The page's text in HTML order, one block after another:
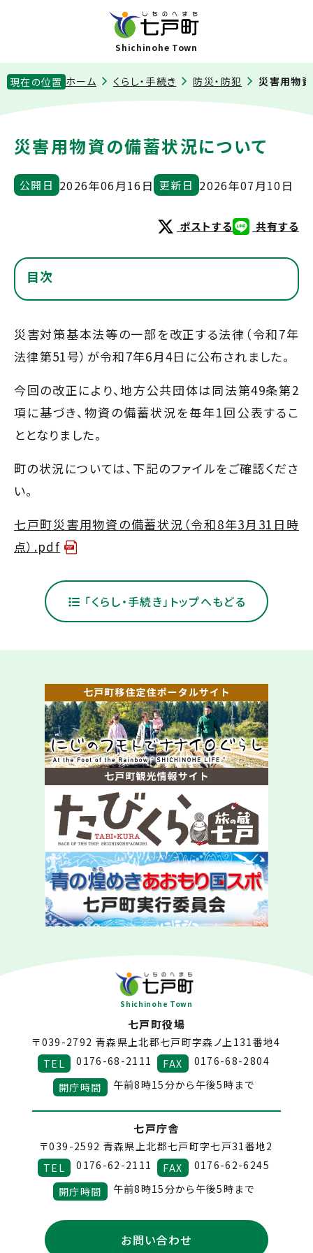
Shichinohe Town
現在の位置 ホーム くらし・手続き 防災・防犯 災害用物
災害用物資の備蓄状況について
公開日 2026年06月16日 更新日 2026年07月10日
ポストする 共有する
目次
災害対策基本法等の一部を改正する法律（令和7年
法律第51号）が令和7年6月4日に公布されました。
今回の改正により、地方公共団体は同法第49条第2
項に基づき、物資の備蓄状況を毎年1回公表するこ
ととなりました。
町の状況については、下記のファイルをご確認くださ
い。
七戸町災害用物資の備蓄状況（令和8年3月31日時
点）.pdf
「くらし・手続き」トップへもどる
Shichinohe Town
七戸町役場
〒039-2792 青森県上北郡七戸町字森ノ上131番地4
TEL
0176-68-2111 FAX
0176-68-2804
開庁時間
午前8時15分から午後5時まで
七戸庁舎
〒039-2592 青森県上北郡七戸町字七戸31番地2
TEL
0176-62-2111 FAX
0176-62-6245
開庁時間
午前8時15分から午後5時まで
お問い合わせ